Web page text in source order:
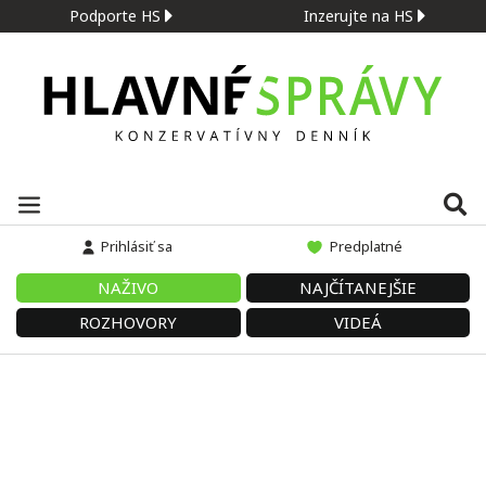
Podporte HS Inzerujte na HS
Prihlásiť sa Predplatné
NAŽIVO
NAJČÍTANEJŠIE
ROZHOVORY
VIDEÁ